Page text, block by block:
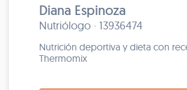
Diana Espinoza
Nutriólogo · 13936474
Nutrición deportiva y dieta con
Thermomix